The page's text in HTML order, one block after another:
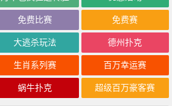
免费比赛 免费赛
大逃杀玩法 德州扑克
生肖系列赛 百万幸运赛
蜗牛扑克 超级百万豪客赛